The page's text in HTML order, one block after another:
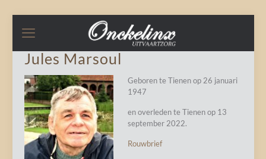
Jules Marsoul
Geboren te Tienen op 26 januari
1947
en overleden te Tienen op 13
september 2022.
Rouwbrief